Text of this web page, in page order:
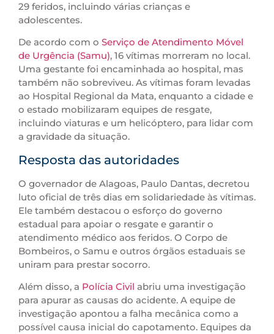
29 feridos, incluindo várias crianças e
adolescentes.
De acordo com o Serviço de Atendimento Móvel
de Urgência (Samu), 16 vítimas morreram no local.
Uma gestante foi encaminhada ao hospital, mas
também não sobreviveu. As vítimas foram levadas
ao Hospital Regional da Mata, enquanto a cidade e
o estado mobilizaram equipes de resgate,
incluindo viaturas e um helicóptero, para lidar com
a gravidade da situação.
Resposta das autoridades
O governador de Alagoas, Paulo Dantas, decretou
luto oficial de três dias em solidariedade às vítimas.
Ele também destacou o esforço do governo
estadual para apoiar o resgate e garantir o
atendimento médico aos feridos. O Corpo de
Bombeiros, o Samu e outros órgãos estaduais se
uniram para prestar socorro.
Além disso, a Polícia Civil abriu uma investigação
para apurar as causas do acidente. A equipe de
investigação apontou a falha mecânica como a
possível causa inicial do capotamento. Equipes da